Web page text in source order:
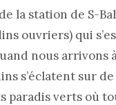
la station de S-
ouvriers) qui
nous arrivons
s’éclatent sur
paradis verts où